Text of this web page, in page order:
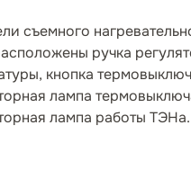
съемного
ручка
кнопка
лампа
лампа работы ТЭНа.